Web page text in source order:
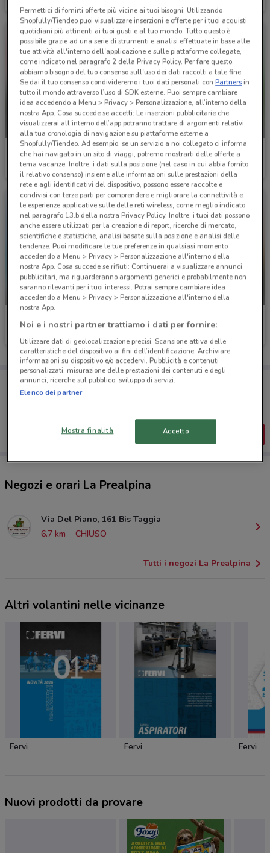
-2 GIORNI
La Prealpina
Scade lunedì 6.7 km
-2 GIORNI
La Prealpina
Scade lunedì
-2 GIORNI
Scade lunedì 6.7 km Scade lunedì
Porta DoveConviene sempre con te!
Puoi trovare le migliori offerte dei negozi vicino a te,
SCARICA L’APP
Negozi e orari La Prealpina
Via Del Piano, 161 Bis Taggia
6.7 km
CHIUSO
Tutti i negozi La Prealpina
Altri volantini nelle vicinanze
Fervi Fervi Fervi
Nuovi prodotti da provare
Permettici di fornirti offerte più vicine ai tuoi bisogni: Utilizzando
Shopfully/Tiendeo puoi visualizzare inserzioni e offerte per i tuoi acquisti
quotidiani più attinenti ai tuoi gusti e al tuo mondo. Tutto questo è
possibile grazie ad una serie di strumenti e analisi effettuate in base alle
tue attività all'interno dell'applicazione e sulle piattaforme collegate,
come indicato nel paragrafo 2 della Privacy Policy. Per fare questo,
abbiamo bisogno del tuo consenso sull'uso dei dati raccolti a tale fine.
Se dai il tuo consenso condivideremo i tuoi dati personali conPartnersin
tutto il mondo attraverso l’uso di SDK esterne. Puoi sempre cambiare
idea accedendo a Menu > Privacy > Personalizzazione, all’interno della
nostra App. Cosa succede se accetti: Le inserzioni pubblicitarie che
visualizzerai all'interno dell’app potranno trattare di argomenti relativi
alla tua cronologia di navigazione su piattaforme esterne a
Shopfully/Tiendeo. Ad esempio, se un servizio a noi collegato ci informa
che hai navigato in un sito di viaggi, potremo mostrarti delle offerte a
tema vacanze. Inoltre, i dati sulla posizione (nel caso in cui abbia fornito
il relativo consenso) insieme alle informazioni sulle prestazioni della
rete e agli identificativi del dispositivo, possono essere raccolte e
condivisi con terze parti per comprendere e migliorare la connettività e
le esperienze applicative sulle delle reti wireless, come meglio indicato
nel paragrafo 13.b della nostra Privacy Policy. Inoltre, i tuoi dati possono
anche essere utilizzati per la creazione di report, ricerche di mercato,
scientifiche e statistiche, analisi basate sulla posizione e analisi delle
tendenze. Puoi modificare le tue preferenze in qualsiasi momento
accedendo a Menu > Privacy > Personalizzazione all'interno della
nostra App. Cosa succede se rifiuti: Continuerai a visualizzare annunci
pubblicitari, ma riguarderanno argomenti generici e probabilmente non
saranno rilevanti per i tuoi interessi. Potrai sempre cambiare idea
accedendo a Menu > Privacy > Personalizzazione all'interno della
nostra App.
Noi e i nostri partner trattiamo i dati per fornire:
Utilizzare dati di geolocalizzazione precisi. Scansione attiva delle
caratteristiche del dispositivo ai fini dell’identificazione. Archiviare
informazioni su dispositivo e/o accedervi. Pubblicità e contenuti
personalizzati, misurazione delle prestazioni dei contenuti e degli
annunci, ricerche sul pubblico, sviluppo di servizi.
Elenco dei partner
Mostra finalità Accetto